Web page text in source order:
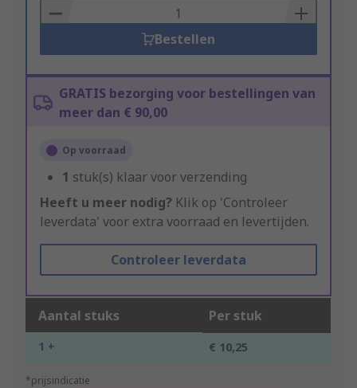
Basket
Bestellen
GRATIS bezorging voor bestellingen van
meer dan € 90,00
Op voorraad
1 stuk(s) klaar voor verzending
Heeft u meer nodig? Klik op 'Controleer
leverdata' voor extra voorraad en levertijden.
Controleer leverdata
Aantal stuks Per stuk
1 + € 10,25
*prijsindicatie